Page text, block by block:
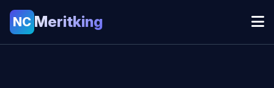
NC Meritking